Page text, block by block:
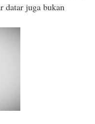
datar juga bukan